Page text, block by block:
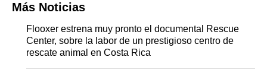
Más Noticias
Flooxer estrena muy pronto el documental Rescue
Center, sobre la labor de un prestigioso centro de
rescate animal en Costa Rica